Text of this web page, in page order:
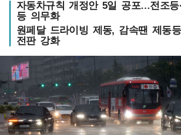
자동차규칙 개정안 5일 공포…전조등
등 의무화
원페달 드라이빙 제동, 감속땐 제동
전판 강화